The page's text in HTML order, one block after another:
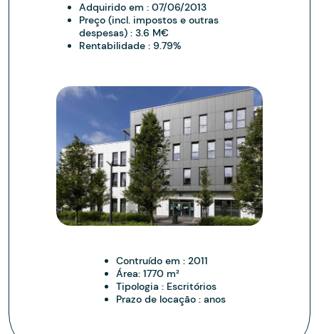
Adquirido em :07/06/2013
Preço (incl. impostos e outras
despesas) :3.6 M€
Rentabilidade :9.79%
Contruído em : 2011
Área: 1770 m²
Tipologia : Escritórios
Prazo de locação : anos